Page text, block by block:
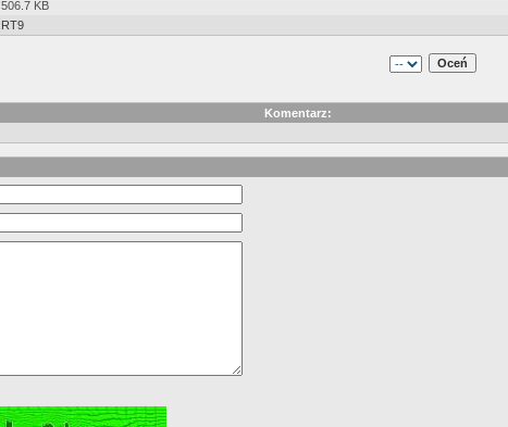
506.7 KB
RT9
Komentarz: